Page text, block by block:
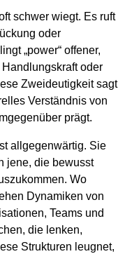
schwer wiegt. Es ruft
oder
„power“ offener,
oder
Zweideutigkeit sagt
Verständnis von
prägt.
allgegenwärtig. Sie
jene, die bewusst
Wo
Dynamiken von
Teams und
die lenken,
Strukturen leugnet,